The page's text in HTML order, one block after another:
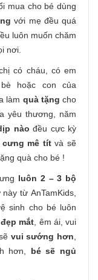
mua cho bé dùng
với mẹ đều quá
luôn muốn chăm
nơi.
có cháu, có em
hoặc con của
làm quà tặng cho
yêu thương, năm
nào đều cực kỳ
cưng mê títvà sẽ
quà cho bé !
luôn 2 – 3 bộ
từ AnTamKids,
sinh cho bé luôn
đẹp mắt , êm ái, vui
vui sướng hơn
hơn, bé sẽ ngủ